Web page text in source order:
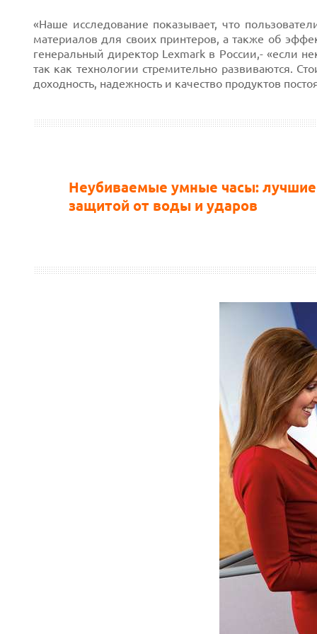
«Наше исследование показывает, что
материалов для своих принтеров, а также об
генеральный директор Lexmark в России,- «если
так как технологии стремительно развиваются.
доходность, надежность и качество продуктов
Неубиваемые умные часы:
защитой от воды и ударов